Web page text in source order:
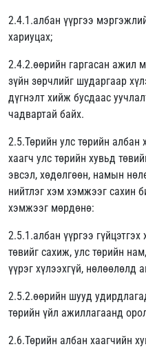
2.4.1.албан үүргээ
хариуцах;
2.4.2.өөрийн гаргасан ажил
зүйн зөрчлийг шударгаар
дүгнэлт хийж бусдаас
чадвартай байх.
2.5.Төрийн улс төрийн албан
хаагч улс төрийн хувьд
эвсэл, хөдөлгөөн, намын
нийтлэг хэм хэмжээг сахин
хэмжээг мөрдөнө:
2.5.1.албан үүргээ
төвийг сахиж, улс төрийн
үүрэг хүлээхгүй, нөлөөлөлд
2.5.2.өөрийн шууд
төрийн үйл ажиллагаанд
2.6.Төрийн албан хаагчийн